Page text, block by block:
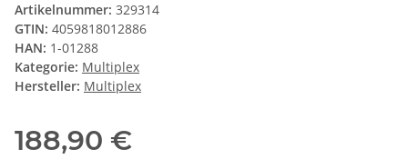
Artikelnummer: 329314
GTIN: 4059818012886
HAN: 1-01288
Kategorie: Multiplex
Hersteller: Multiplex
188,90 €